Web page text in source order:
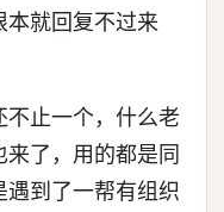
本就回复不过来
止一个，什么老
了，用的都是同
到了一帮有组织